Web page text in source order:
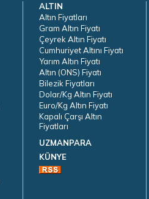
ALTIN
Altın Fiyatları
Gram Altın Fiyatı
Çeyrek Altın Fiyatı
Cumhuriyet Altını Fiyatı
Yarım Altın Fiyatı
Altın (ONS) Fiyatı
Bilezik Fiyatları
Dolar/Kg Altın Fiyatı
Euro/Kg Altın Fiyatı
Kapalı Çarşı Altın
Fiyatları
UZMANPARA
KÜNYE